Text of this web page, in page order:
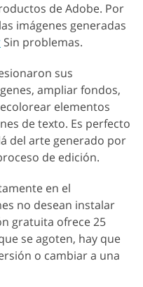
de Adobe. Por
imágenes generadas
Sin problemas.
sus
ampliar fondos,
elementos
de texto. Es perfecto
del arte generado por
de edición.
en el
no desean instalar
gratuita ofrece 25
se agoten, hay que
o cambiar a una